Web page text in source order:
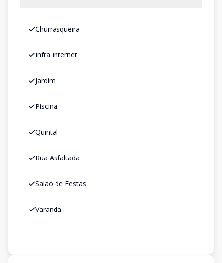
Churrasqueira
Infra Internet
Jardim
Piscina
Quintal
Rua Asfaltada
Salao de Festas
Varanda